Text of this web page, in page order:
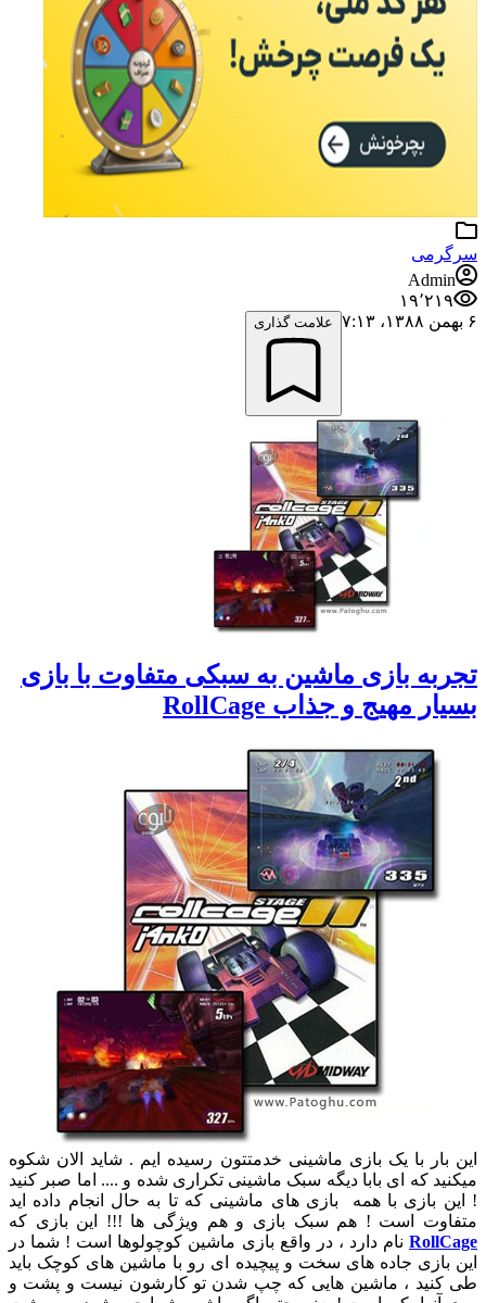
سرگرمی
Admin
۱۹٬۲۱۹
۶ بهمن ۱۳۸۸،‏ ۷:۱۳
علامت گذاری
تجربه بازی ماشین به سبکی متفاوت با بازی
بسیار مهیج و جذاب RollCage
این بار با یک بازی ماشینی خدمتتون رسیده ایم . شاید الان شکوه
میکنید که ای بابا دیگه سبک ماشینی تکراری شده و .... اما صبر کنید
! این بازی با همه بازی های ماشینی که تا به حال انجام داده اید
متفاوت است ! هم سبک بازی و هم ویژگی ها !!! این بازی که
RollCage نام دارد ، در واقع بازی ماشین کوچولوها است ! شما در
این بازی جاده های سخت و پیچیده ای رو با ماشین های کوچک باید
طی کنید ، ماشین هایی که چپ شدن تو کارشون نیست و پشت و